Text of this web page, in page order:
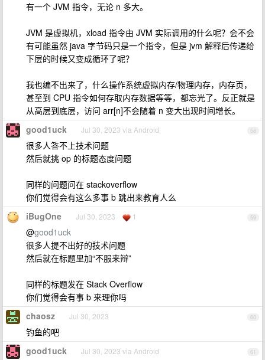
有一个 JVM 指令，无论 n 多大。
JVM 是虚拟机，xload 指令由 JVM 实际调用的什么呢？会不会
有可能虽然 java 字节码只是一个指令，但是 jvm 解释后传递给
下层的时候又变成循环了呢？
我也编不出来了，什么操作系统虚拟内存/物理内存，内存页，
甚至到 CPU 指令如何存取内存数据等等，都忘光了。反正就是
从高层到底层，访问 arr[n]不会随着 n 变大出现时间增长。
58
good1uck Jul 30, 2023 via Android
很多人答不上技术问题
然后就挑 op 的标题态度问题
同样的问题问在 stackoverflow
你们觉得会有这么多事 b 跳出来教育人么
59
iBugOne Jul 30, 2023 1
@good1uck
很多人提不出好的技术问题
然后就在标题里加“不服来辩”
同样的标题发在 Stack Overflow
你们觉得会有事 b 来理你吗
60
chaosz Jul 30, 2023
钓鱼的吧
61
good1uck Jul 30, 2023 via Android